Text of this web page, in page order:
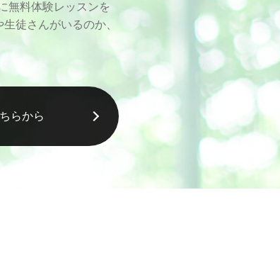
無料体験レッスンを
徒さんがいるのか、
らから